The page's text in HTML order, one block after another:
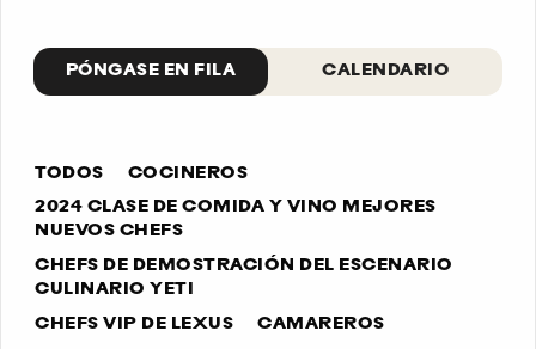
PÓNGASE EN FILA CALENDARIO
TODOS
COCINEROS
2024 CLASE DE COMIDA Y VINO MEJORES
NUEVOS CHEFS
CHEFS DE DEMOSTRACIÓN DEL ESCENARIO
CULINARIO YETI
CHEFS VIP DE LEXUS
CAMAREROS